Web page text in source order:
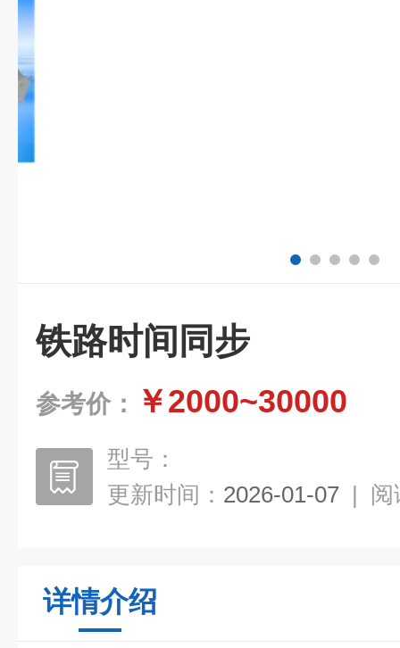
铁路时间同步
参考价： ￥2000~30000
型号：
更新时间： 2026-01-07 | 阅
详情介绍